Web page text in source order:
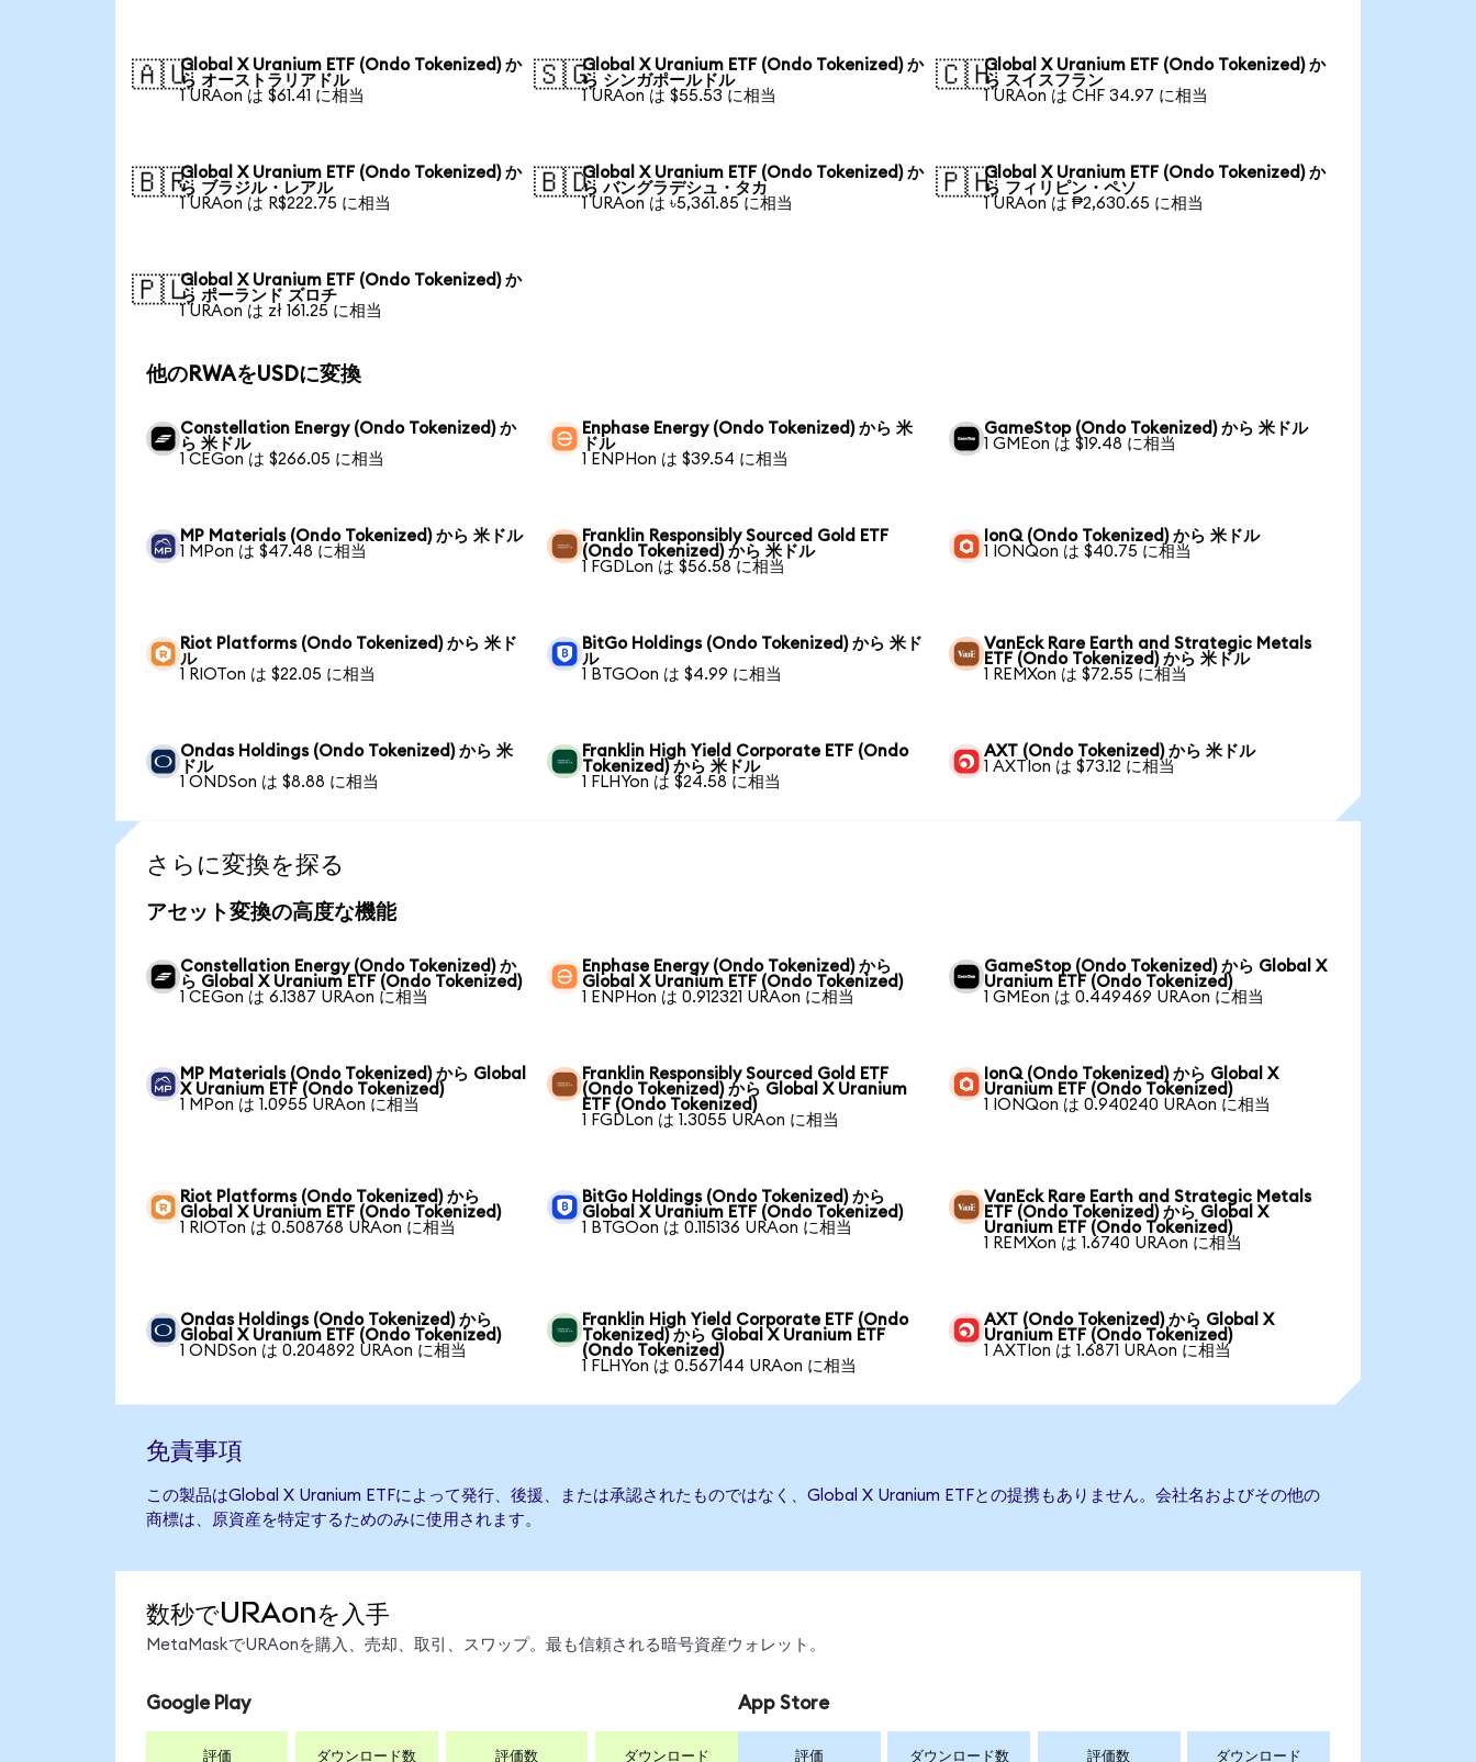
🇦🇺Global X Uranium ETF (Ondo Tokenized) か
ら オーストラリアドル
1 URAon は $61.41 に相当
🇸🇬Global X Uranium ETF (Ondo Tokenized) か
ら シンガポールドル
1 URAon は $55.53 に相当
🇨🇭Global X Uranium ETF (Ondo Tokenized) か
ら スイスフラン
1 URAon は CHF 34.97 に相当
🇧🇷Global X Uranium ETF (Ondo Tokenized) か
ら ブラジル・レアル
1 URAon は R$222.75 に相当
🇧🇩Global X Uranium ETF (Ondo Tokenized) か
ら バングラデシュ・タカ
1 URAon は ৳5,361.85 に相当
🇵🇭Global X Uranium ETF (Ondo Tokenized) か
ら フィリピン・ペソ
1 URAon は ₱2,630.65 に相当
🇵🇱Global X Uranium ETF (Ondo Tokenized) か
ら ポーランド ズロチ
1 URAon は zł 161.25 に相当
他のRWAをUSDに変換
Constellation Energy (Ondo Tokenized) か
ら 米ドル
1 CEGon は $266.05 に相当
Enphase Energy (Ondo Tokenized) から 米
ドル
1 ENPHon は $39.54 に相当
GameStop (Ondo Tokenized) から 米ドル
1 GMEon は $19.48 に相当
MP Materials (Ondo Tokenized) から 米ドル
1 MPon は $47.48 に相当
Franklin Responsibly Sourced Gold ETF
(Ondo Tokenized) から 米ドル
1 FGDLon は $56.58 に相当
IonQ (Ondo Tokenized) から 米ドル
1 IONQon は $40.75 に相当
Riot Platforms (Ondo Tokenized) から 米ド
ル
1 RIOTon は $22.05 に相当
BitGo Holdings (Ondo Tokenized) から 米ド
ル
1 BTGOon は $4.99 に相当
VanEck Rare Earth and Strategic Metals
ETF (Ondo Tokenized) から 米ドル
1 REMXon は $72.55 に相当
Ondas Holdings (Ondo Tokenized) から 米
ドル
1 ONDSon は $8.88 に相当
Franklin High Yield Corporate ETF (Ondo
Tokenized) から 米ドル
1 FLHYon は $24.58 に相当
AXT (Ondo Tokenized) から 米ドル
1 AXTIon は $73.12 に相当
さらに変換を探る
アセット変換の高度な機能
Constellation Energy (Ondo Tokenized) か
ら Global X Uranium ETF (Ondo Tokenized)
1 CEGon は 6.1387 URAon に相当
Enphase Energy (Ondo Tokenized) から
Global X Uranium ETF (Ondo Tokenized)
1 ENPHon は 0.912321 URAon に相当
GameStop (Ondo Tokenized) から Global X
Uranium ETF (Ondo Tokenized)
1 GMEon は 0.449469 URAon に相当
MP Materials (Ondo Tokenized) から Global
X Uranium ETF (Ondo Tokenized)
1 MPon は 1.0955 URAon に相当
Franklin Responsibly Sourced Gold ETF
(Ondo Tokenized) から Global X Uranium
ETF (Ondo Tokenized)
1 FGDLon は 1.3055 URAon に相当
IonQ (Ondo Tokenized) から Global X
Uranium ETF (Ondo Tokenized)
1 IONQon は 0.940240 URAon に相当
Riot Platforms (Ondo Tokenized) から
Global X Uranium ETF (Ondo Tokenized)
1 RIOTon は 0.508768 URAon に相当
BitGo Holdings (Ondo Tokenized) から
Global X Uranium ETF (Ondo Tokenized)
1 BTGOon は 0.115136 URAon に相当
VanEck Rare Earth and Strategic Metals
ETF (Ondo Tokenized) から Global X
Uranium ETF (Ondo Tokenized)
1 REMXon は 1.6740 URAon に相当
Ondas Holdings (Ondo Tokenized) から
Global X Uranium ETF (Ondo Tokenized)
1 ONDSon は 0.204892 URAon に相当
Franklin High Yield Corporate ETF (Ondo
Tokenized) から Global X Uranium ETF
(Ondo Tokenized)
1 FLHYon は 0.567144 URAon に相当
AXT (Ondo Tokenized) から Global X
Uranium ETF (Ondo Tokenized)
1 AXTIon は 1.6871 URAon に相当
免責事項
この製品はGlobal X Uranium ETFによって発行、後援、または承認されたものではなく、Global X Uranium ETFとの提携もありません。会社名およびその他の
商標は、原資産を特定するためのみに使用されます。
数秒でURAonを入手
MetaMaskでURAonを購入、売却、取引、スワップ。最も信頼される暗号資産ウォレット。
Google Play
評価 ダウンロード数 評価数 ダウンロード
App Store
評価 ダウンロード数 評価数 ダウンロード